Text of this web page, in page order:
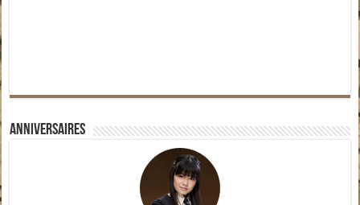
Anniversaires